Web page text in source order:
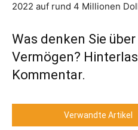
2022 auf rund 4 Millionen
Was denken Sie
Vermögen?
Kommentar.
Verwandte Artikel